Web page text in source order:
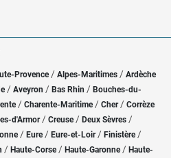
Provence / Alpes-Maritimes / Ardèche
/ Aveyron / Bas Rhin / Bouches-du-
/ Charente-Maritime/ Cher / Corrèze
d'Armor/ Creuse/ Deux Sèvres /
/ Eure/ Eure-et-Loir / Finistère/
/ Haute-Corse/ Haute-Garonne/ Haute-